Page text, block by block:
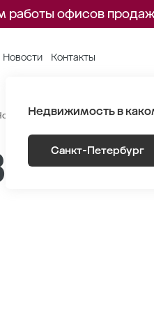
офисов
Новости Контакты
Недвижимость в
Санкт-Петербург
Питер» Генплан Лот
м